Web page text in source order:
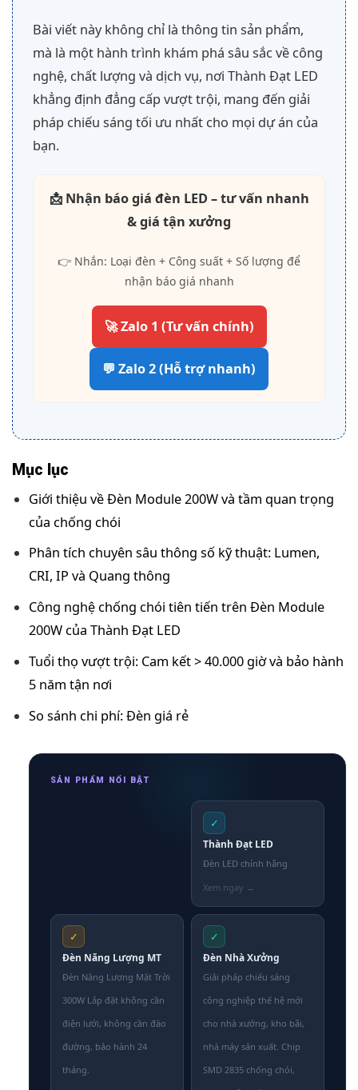
Bài viết này không chỉ là thông tin sản phẩm,
mà là một hành trình khám phá sâu sắc về công
nghệ, chất lượng và dịch vụ, nơi Thành Đạt LED
khẳng định đẳng cấp vượt trội, mang đến giải
pháp chiếu sáng tối ưu nhất cho mọi dự án của
bạn.
📩 Nhận báo giá đèn LED – tư vấn nhanh
& giá tận xưởng
👉 Nhắn: Loại đèn + Công suất + Số lượng để
nhận báo giá nhanh
🚀 Zalo 1 (Tư vấn chính)
💬 Zalo 2 (Hỗ trợ nhanh)
Mục lục
Giới thiệu về Đèn Module 200W và tầm quan trọng
của chống chói
Phân tích chuyên sâu thông số kỹ thuật: Lumen,
CRI, IP và Quang thông
Công nghệ chống chói tiên tiến trên Đèn Module
200W của Thành Đạt LED
Tuổi thọ vượt trội: Cam kết > 40.000 giờ và bảo hành
5 năm tận nơi
So sánh chi phí: Đèn giá rẻ
SẢN PHẨM NỔI BẬT
✓
Thành Đạt LED
Đèn LED chính hãng
✓
Đèn Năng Lượng MT
Đèn Năng Lượng Mặt Trời
300W Lắp đặt không cần
điện lưới, không cần đào
đường, bảo hành 24
tháng.
✓
Đèn Nhà Xưởng
Giải pháp chiếu sáng
công nghiệp thế hệ mới
cho nhà xưởng, kho bãi,
nhà máy sản xuất. Chip
SMD 2835 chống chói,